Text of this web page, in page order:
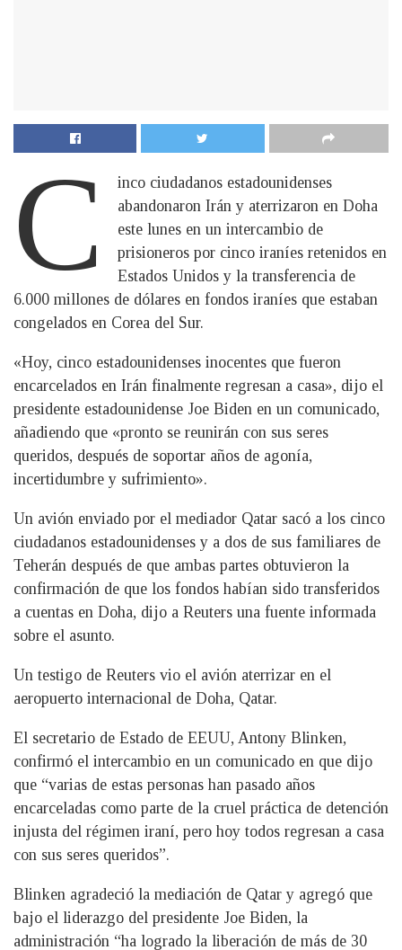
C
inco ciudadanos estadounidenses
abandonaron Irán y aterrizaron en Doha
este lunes en un intercambio de
prisioneros por cinco iraníes retenidos en
Estados Unidos y la transferencia de
6.000 millones de dólares en fondos iraníes que estaban
congelados en Corea del Sur.
«Hoy, cinco estadounidenses inocentes que fueron
encarcelados en Irán finalmente regresan a casa», dijo el
presidente estadounidense Joe Biden en un comunicado,
añadiendo que «pronto se reunirán con sus seres
queridos, después de soportar años de agonía,
incertidumbre y sufrimiento».
Un avión enviado por el mediador Qatar sacó a los cinco
ciudadanos estadounidenses y a dos de sus familiares de
Teherán después de que ambas partes obtuvieron la
confirmación de que los fondos habían sido transferidos
a cuentas en Doha, dijo a Reuters una fuente informada
sobre el asunto.
Un testigo de Reuters vio el avión aterrizar en el
aeropuerto internacional de Doha, Qatar.
El secretario de Estado de EEUU, Antony Blinken,
confirmó el intercambio en un comunicado en que dijo
que “varias de estas personas han pasado años
encarceladas como parte de la cruel práctica de detención
injusta del régimen iraní, pero hoy todos regresan a casa
con sus seres queridos”.
Blinken agradeció la mediación de Qatar y agregó que
bajo el liderazgo del presidente Joe Biden, la
administración “ha logrado la liberación de más de 30